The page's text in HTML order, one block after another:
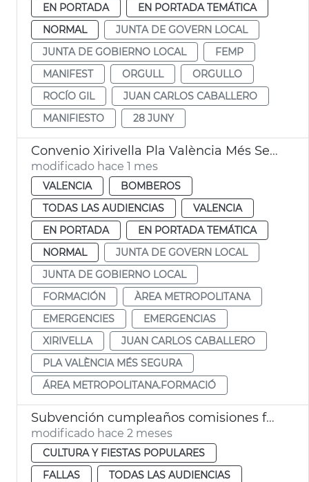
EN PORTADA
EN PORTADA TEMÁTICA
NORMAL
JUNTA DE GOVERN LOCAL
JUNTA DE GOBIERNO LOCAL
FEMP
MANIFEST
ORGULL
ORGULLO
ROCÍO GIL
JUAN CARLOS CABALLERO
MANIFIESTO
28 JUNY
Convenio Xirivella Pla València Més Segura
modificado hace 1 mes
VALENCIA
BOMBEROS
TODAS LAS AUDIENCIAS
VALENCIA
EN PORTADA
EN PORTADA TEMÁTICA
NORMAL
JUNTA DE GOVERN LOCAL
JUNTA DE GOBIERNO LOCAL
FORMACIÓN
ÀREA METROPOLITANA
EMERGENCIES
EMERGENCIAS
XIRIVELLA
JUAN CARLOS CABALLERO
PLA VALÈNCIA MÉS SEGURA
ÁREA METROPOLITANA.FORMACIÓ
Subvención cumpleaños comisiones falleras València
modificado hace 2 meses
CULTURA Y FIESTAS POPULARES
FALLAS
TODAS LAS AUDIENCIAS